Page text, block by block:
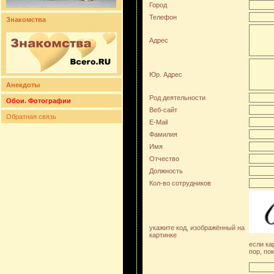
Знакомства
Анекдоты
Обои. Фотографии
Обратная связь
Город
Телефон
Адрес
Юр. Адрес
Род деятельности
Веб-сайт
E-Mail
Фамилия
Имя
Отчество
Должность
Кол-во сотрудников
укажите код, изображённый на
картинке
если
пор,